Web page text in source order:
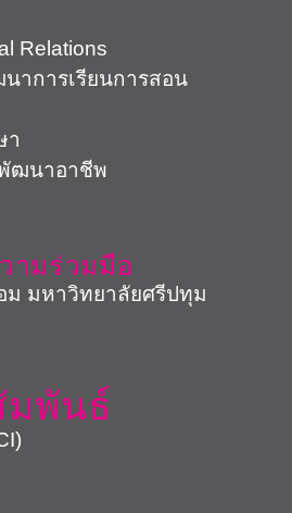
Relations
าการเรียนการสอน
า
ฒนาอาชีพ
ามร่วมมือ
มหาวิทยาลัยศรีปทุม
มพันธ์